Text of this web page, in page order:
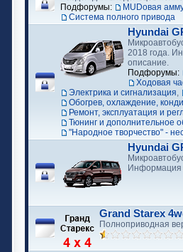
Подфорумы:
MUDовая
Cистема полного привода
Hyundai
2018 года.
описание.
Подфорумы:
Ходовая
Электрика и сигнализация,
Обогрев, охлаждение,
Ремонт, эксплуатация и
Тюнинг и дополнительное
"Народное творчество" -
Hyundai
Информация
Grand Starex
Полноприводная